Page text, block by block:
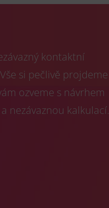
kontaktní
si pečlivě projdeme
ozveme s návrhem
nezávaznou kalkulací.